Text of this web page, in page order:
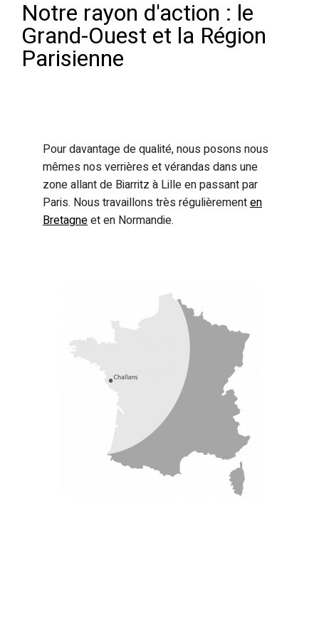
Notre rayon d'action : le
Grand-Ouest et la Région
Parisienne
Pour davantage de qualité, nous posons nous
mêmes nos verrières et vérandas dans une
zone allant de Biarritz à Lille en passant par
Paris. Nous travaillons très régulièrementen
Bretagneet en Normandie.